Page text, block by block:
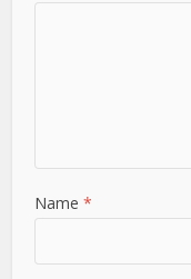
Name*